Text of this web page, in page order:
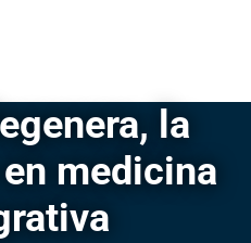
la
medicina